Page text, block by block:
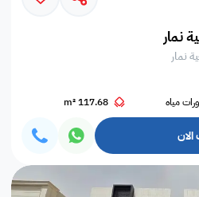
نمار
نمار
117.68 m²